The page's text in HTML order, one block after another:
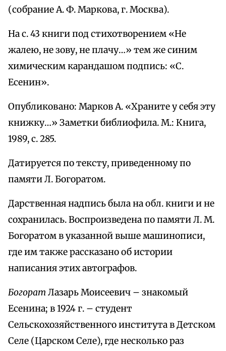
(собрание А. Ф. Маркова, г. Москва).
На с. 43 книги под стихотворением «Не
жалею, не зову, не плачу…» тем же синим
химическим карандашом подпись: «С.
Есенин».
Опубликовано: Марков А. «Храните у себя эту
книжку…» Заметки библиофила. М.: Книга,
1989, с. 285.
Датируется по тексту, приведенному по
памяти Л. Богоратом.
Дарственная надпись была на обл. книги и не
сохранилась. Воспроизведена по памяти Л. М.
Богоратом в указанной выше машинописи,
где им также рассказано об истории
написания этих автографов.
БогоратЛазарь Моисеевич – знакомый
Есенина; в 1924 г. – студент
Сельскохозяйственного института в Детском
Селе (Царском Селе), где несколько раз